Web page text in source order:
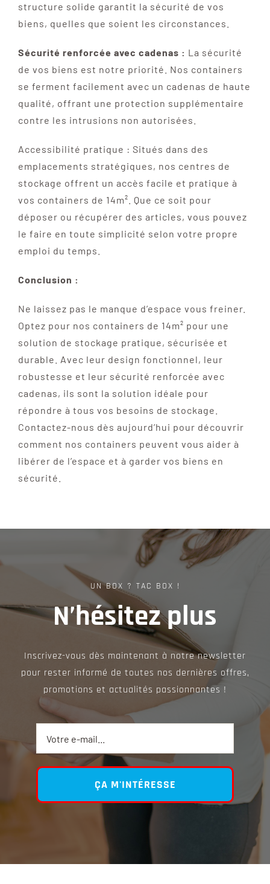
structure solide garantit la sécurité de vos
biens, quelles que soient les circonstances.
Sécurité renforcée avec cadenas : La sécurité
de vos biens est notre priorité. Nos containers
se ferment facilement avec un cadenas de haute
qualité, offrant une protection supplémentaire
contre les intrusions non autorisées.
Accessibilité pratique : Situés dans des
emplacements stratégiques, nos centres de
stockage offrent un accès facile et pratique à
vos containers de 14m². Que ce soit pour
déposer ou récupérer des articles, vous pouvez
le faire en toute simplicité selon votre propre
emploi du temps.
Conclusion :
Ne laissez pas le manque d’espace vous freiner.
Optez pour nos containers de 14m² pour une
solution de stockage pratique, sécurisée et
durable. Avec leur design fonctionnel, leur
robustesse et leur sécurité renforcée avec
cadenas, ils sont la solution idéale pour
répondre à tous vos besoins de stockage.
Contactez-nous dès aujourd’hui pour découvrir
comment nos containers peuvent vous aider à
libérer de l’espace et à garder vos biens en
sécurité.
UN BOX ? TAC BOX !
N’hésitez plus
Inscrivez-vous dès maintenant à notre newsletter
pour rester informé de toutes nos dernières offres,
promotions et actualités passionnantes !
ÇA M'INTÉRESSE